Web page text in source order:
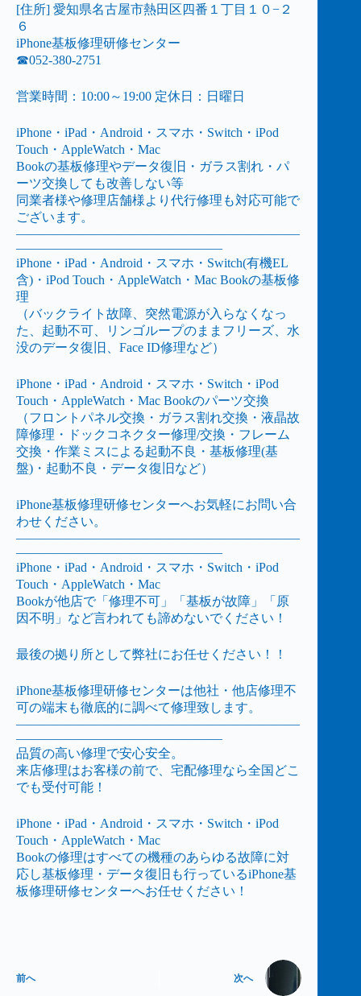
[住所] 愛知県名古屋市熱田区四番１丁目１０−２
６
iPhone基板修理研修センター
☎052-380-2751
営業時間：10:00～19:00 定休日：日曜日
iPhone・iPad・Android・スマホ・Switch・iPod
Touch・AppleWatch・Mac
Bookの基板修理やデータ復旧・ガラス割れ・パ
ーツ交換しても改善しない等
同業者様や修理店舗様より代行修理も対応可能で
ございます。
——————————————————————
————————————————
iPhone・iPad・Android・スマホ・Switch(有機EL
含)・iPod Touch・AppleWatch・Mac Bookの基板修
理
（バックライト故障、突然電源が入らなくなっ
た、起動不可、リンゴループのままフリーズ、水
没のデータ復旧、Face ID修理など）
iPhone・iPad・Android・スマホ・Switch・iPod
Touch・AppleWatch・Mac Bookのパーツ交換
（フロントパネル交換・ガラス割れ交換・液晶故
障修理・ドックコネクター修理/交換・フレーム
交換・作業ミスによる起動不良・基板修理(基
盤)・起動不良・データ復旧など）
iPhone基板修理研修センターへお気軽にお問い合
わせください。
——————————————————————
————————————————
iPhone・iPad・Android・スマホ・Switch・iPod
Touch・AppleWatch・Mac
Bookが他店で「修理不可」「基板が故障」「原
因不明」など言われても諦めないでください！
最後の拠り所として弊社にお任せください！！
iPhone基板修理研修センターは他社・他店修理不
可の端末も徹底的に調べて修理致します。
——————————————————————
————————————————
品質の高い修理で安心安全。
来店修理はお客様の前で、宅配修理なら全国どこ
でも受付可能！
iPhone・iPad・Android・スマホ・Switch・iPod
Touch・AppleWatch・Mac
Bookの修理はすべての機種のあらゆる故障に対
応し基板修理・データ復旧も行っているiPhone基
板修理研修センターへお任せください！
前へ 次へ